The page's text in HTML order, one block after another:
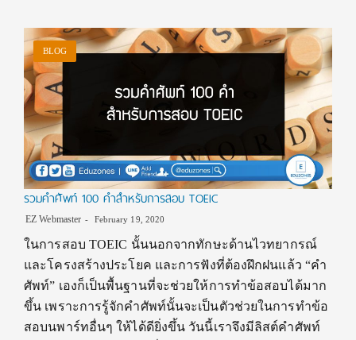
BLOG
รวมคำศัพท์ 100 คำสำหรับการสอบ TOEIC
EZ Webmaster February 19, 2020
ในการสอบ TOEIC นั้นนอกจากทักษะด้านไวทยากรณ์
และโครงสร้างประโยค และการฟังที่ต้องฝึกฝนแล้ว “คำ
ศัพท์” เองก็เป็นพื้นฐานที่จะช่วยให้การทำข้อสอบได้มาก
ขึ้น เพราะการรู้จักคำศัพท์นั้นจะเป็นตัวช่วยในการทำข้อ
สอบนพาร์ทอื่นๆ ให้ได้ดียิ่งขึ้น วันนี้เราจึงมีลิสต์คำศัพท์